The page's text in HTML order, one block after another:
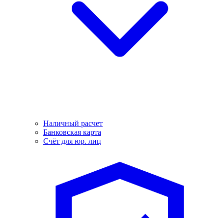
Наличный расчет
Банковская карта
Счёт для юр. лиц